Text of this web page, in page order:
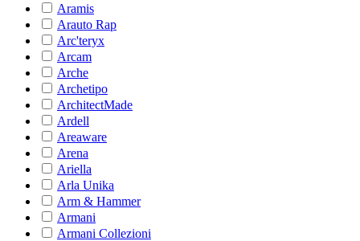
Aramis
Arauto Rap
Arc'teryx
Arcam
Arche
Archetipo
ArchitectMade
Ardell
Areaware
Arena
Ariella
Arla Unika
Arm & Hammer
Armani
Armani Collezioni